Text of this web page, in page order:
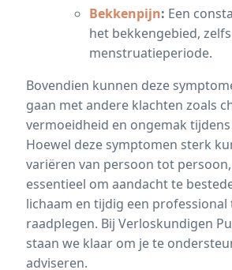
Bekkenpijn: Een
het bekkengebied,
menstruatieperiode.
Bovendien kunnen deze
gaan met andere klachten zoals
vermoeidheid en ongemak
Hoewel deze symptomen sterk
variëren van persoon tot
essentieel om aandacht te
lichaam en tijdig een professional
raadplegen. Bij Verloskundigen
staan we klaar om je te
adviseren.